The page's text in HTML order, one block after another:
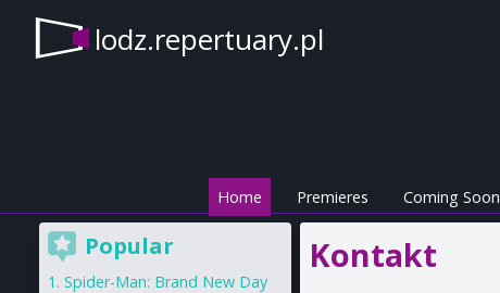
lodz.repertuary.pl
Home Premieres Coming Soon
Kontakt
Popular
Spider-Man: Brand New Day